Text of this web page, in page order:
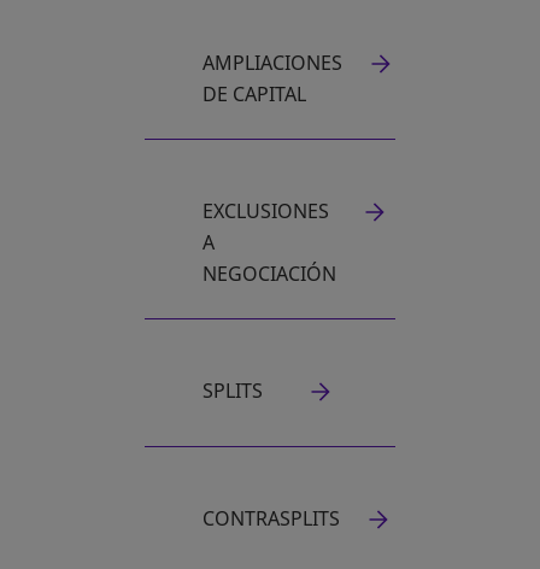
AMPLIACIONES
DE CAPITAL
EXCLUSIONES
A
NEGOCIACIÓN
SPLITS
CONTRASPLITS